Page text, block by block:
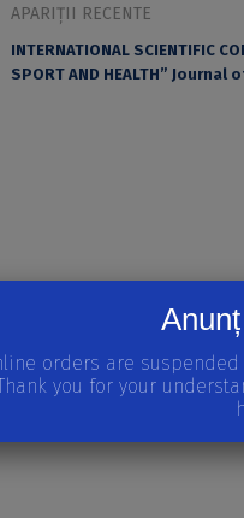
APARIȚII RECENTE
INTERNATIONAL SCIENTIFIC
SPORT AND HEALTH” Journal
EROAREA ȘI FACTORUL UMAN
orders are suspended
you for your